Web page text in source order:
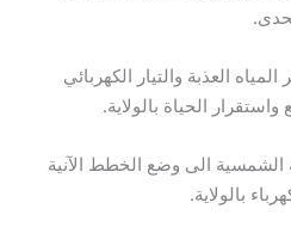
العذبة والتيار الكهربائي
الحياة بالولاية.
الشمسية الى وضع الخطط الآنية
بالولاية.